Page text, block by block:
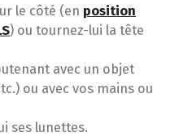
le côté (en position
) ou tournez-lui la tête
avec un objet
ou avec vos mains ou
ses lunettes.